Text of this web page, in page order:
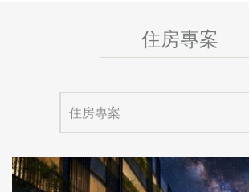
住房專案
住房專案